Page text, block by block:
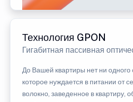
Технология GPON
Гигабитная пассивная
До Вашей квартиры нет ни одного
которое нуждается в питании от
волокно, заведенное в квартиру,